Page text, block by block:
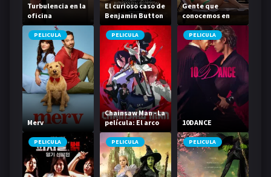
Turbulencia en la
oficina
El curioso caso de
Benjamin Button
Gente que
conocemos en
vacaciones
PELICULA
Merv
PELICULA
Chainsaw Man - La
película: El arco
de Reze
PELICULA
10DANCE
PELICULA PELICULA PELICULA